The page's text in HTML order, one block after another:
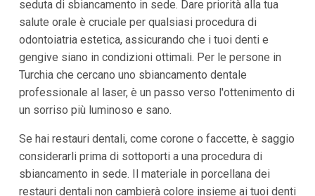
seduta di sbiancamento in sede. Dare priorità alla tua
salute orale è cruciale per qualsiasi procedura di
odontoiatria estetica, assicurando che i tuoi denti e
gengive siano in condizioni ottimali. Per le persone in
Turchia che cercano uno sbiancamento dentale
professionale al laser, è un passo verso l'ottenimento di
un sorriso più luminoso e sano.
Se hai restauri dentali, come corone o faccette, è saggio
considerarli prima di sottoporti a una procedura di
sbiancamento in sede. Il materiale in porcellana dei
restauri dentali non cambierà colore insieme ai tuoi denti